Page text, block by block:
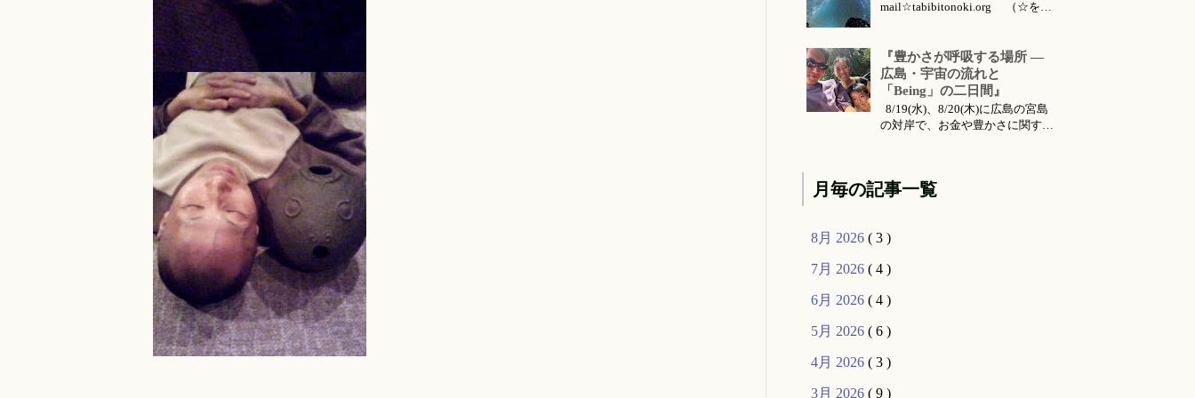
mail☆tabibitonoki.org （☆を@
こちらです 今月のイベント・ワ
ークショップ・セッション・リト
リート・出張情報等 対面セッシ
ョン所要時間・場所 セッション
メニ...
『豊かさが呼吸する場所 ―
広島・宇宙の流れと
「Being」の二日間』
8/19(水)、8/20(木)に広島の宮島
の対岸で、お金や豊かさに関する
かさ・宇宙の流れ〜』 のお話の
ンツとして購入可能です...
月毎の記事一覧
8月 2026 ( 3 )
7月 2026 ( 4 )
6月 2026 ( 4 )
5月 2026 ( 6 )
4月 2026 ( 3 )
3月 2026 ( 9 )